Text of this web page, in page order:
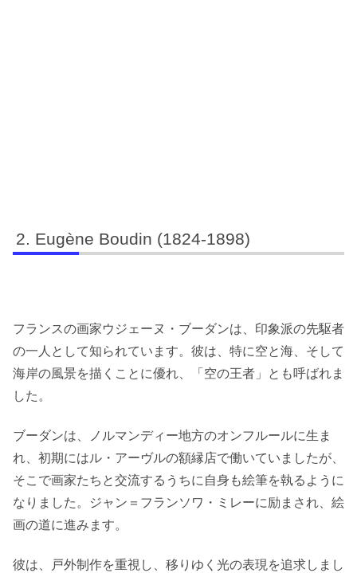
Eugène Boudin (1824-1898)
フランスの画家ウジェーヌ・ブーダンは、印象派の先駆者
の一人として知られています。彼は、特に空と海、そして
海岸の風景を描くことに優れ、「空の王者」とも呼ばれま
した。
ブーダンは、ノルマンディー地方のオンフルールに生ま
れ、初期にはル・アーヴルの額縁店で働いていましたが、
そこで画家たちと交流するうちに自身も絵筆を執るように
なりました。ジャン＝フランソワ・ミレーに励まされ、絵
画の道に進みます。
彼は、戸外制作を重視し、移りゆく光の表現を追求しまし